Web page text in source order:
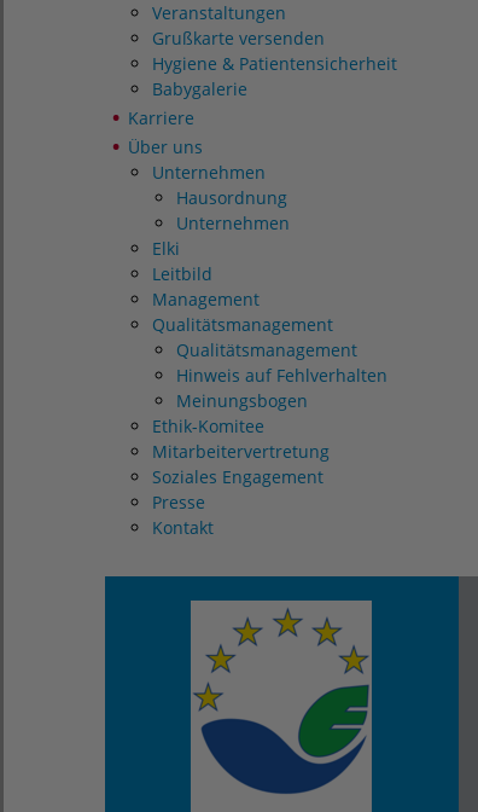
Veranstaltungen
Grußkarte versenden
Hygiene & Patientensicherheit
Babygalerie
Karriere
Über uns
Unternehmen
Hausordnung
Unternehmen
Elki
Leitbild
Management
Qualitätsmanagement
Qualitätsmanagement
Hinweis auf Fehlverhalten
Meinungsbogen
Ethik-Komitee
Mitarbeitervertretung
Soziales Engagement
Presse
Kontakt